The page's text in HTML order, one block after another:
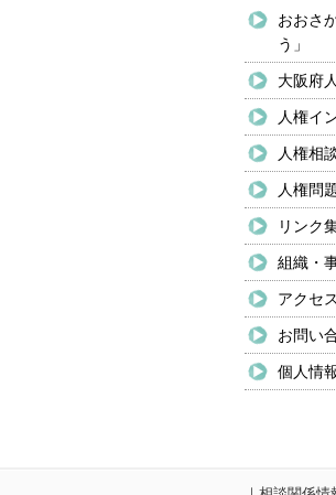
おおさ
う」
大阪府
人権イ
人権相
人権問
リンク
組織・
アクセス
お問い
個人情